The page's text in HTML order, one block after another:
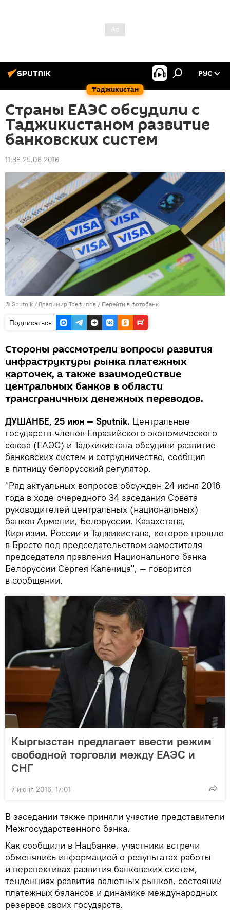
Таджикистан
РУС
Страны ЕАЭС обсудили с
Таджикистаном развитие
банковских систем
11:38 25.06.2016
© Sputnik / Владимир Трефилов / Перейти в фотобанк
Подписаться
Стороны рассмотрели вопросы развития
инфраструктуры рынка платежных
карточек, а также взаимодействие
центральных банков в области
трансграничных денежных переводов.
ДУШАНБЕ, 25 июн — Sputnik. Центральные
государств-членов Евразийского экономического
союза (ЕАЭС) и Таджикистана обсудили развитие
банковских систем и сотрудничество, сообщил
в пятницу белорусский регулятор.
"Ряд актуальных вопросов обсужден 24 июня 2016
года в ходе очередного 34 заседания Совета
руководителей центральных (национальных)
банков Армении, Белоруссии, Казахстана,
Киргизии, России и Таджикистана, которое прошло
в Бресте под председательством заместителя
председателя правления Национального банка
Белоруссии Сергея Калечица", — говорится
в сообщении.
Кыргызстан предлагает ввести режим
свободной торговли между ЕАЭС и
СНГ
7 июня 2016, 17:01
В заседании также приняли участие представители
Межгосударственного банка.
Как сообщили в Нацбанке, участники встречи
обменялись информацией о результатах работы
и перспективах развития банковских систем,
тенденциях развития валютных рынков, состоянии
платежных балансов и динамике международных
резервов своих государств.